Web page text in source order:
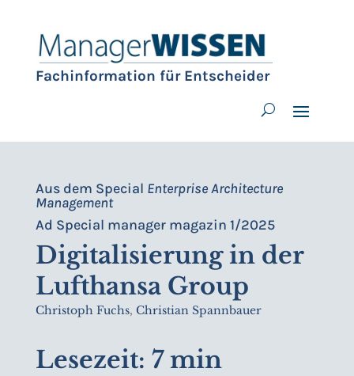
Fachinformation für Entscheider
Aus dem Special Enterprise Architecture
Management
Ad Special manager magazin 1/2025
Digitalisierung in der
Lufthansa Group
Christoph Fuchs, Christian Spannbauer
Lesezeit: 7 min